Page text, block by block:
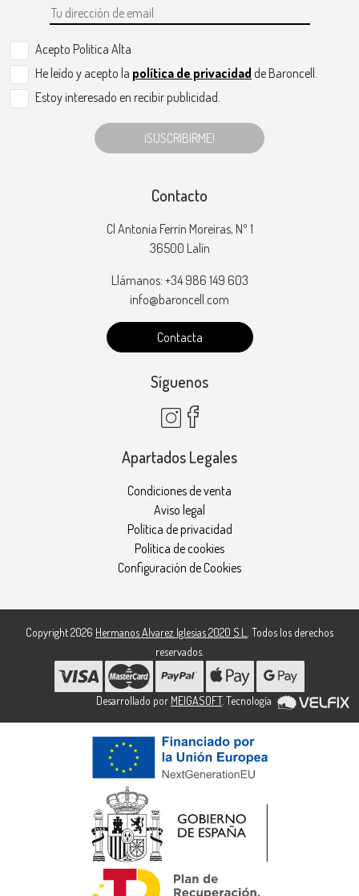
Acepto Politica Alta
He leído y acepto la política de privacidad de Baroncell.
Estoy interesado en recibir publicidad.
¡SUSCRIBIRME!
Contacto
Cl Antonia Ferrin Moreiras, Nº 1
36500 Lalín
Llámanos: +34 986 149 603
info@baroncell.com
Contacta
Síguenos
Apartados Legales
Condiciones de venta
Aviso legal
Política de privacidad
Política de cookies
Configuración de Cookies
Copyright 2026 Hermanos Alvarez Iglesias 2020 S.L.. Todos los derechos
reservados.
Desarrollado por MEIGASOFT. Tecnología